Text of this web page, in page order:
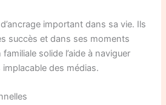
important dans sa vie. Ils
succès et dans ses moments
solide l’aide à naviguer
des médias.